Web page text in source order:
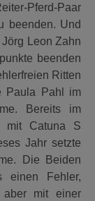
Pferd-Paar
beenden. Und
Leon Zahn
beenden
Ritten
Paula Pahl im
Bereits im
mit Catuna S
Jahr setzte
Die Beiden
einen Fehler,
aber mit einer